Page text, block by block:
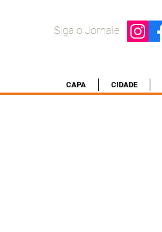
Siga o Jornale
CAPA CIDADE